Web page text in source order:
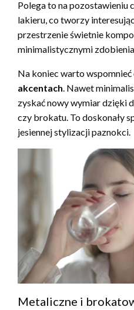
Polega to na pozostawieniu
lakieru, co tworzy
przestrzenie świetnie
minimalistycznymi
Na koniec warto wspomnieć
akcentach . Nawet
zyskać nowy wymiar dzięki
czy brokatu. To doskonały
jesiennej stylizacji paznokci.
Metaliczne i